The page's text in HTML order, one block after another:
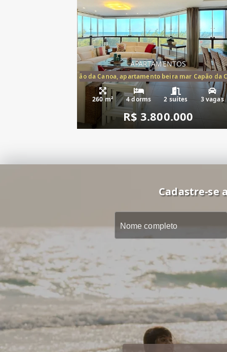
APARTAMENTOS
frente mar Capão da Canoa, apartamento beira mar Capão da
260 m² 4 dorms 2 suítes 3 vagas
R$ 3.800.000
Apartamento
Cadastre-se